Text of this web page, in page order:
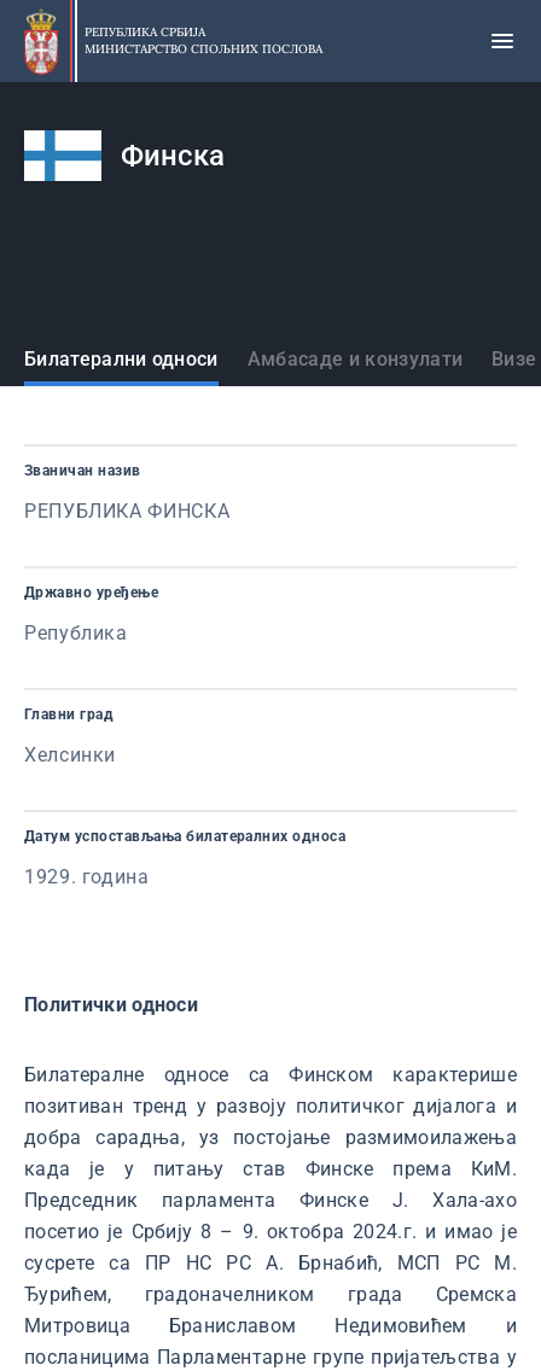
Прескочи
главни
део
РЕПУБЛИКА СРБИЈА
МИНИСТАРСТВО СПОЉНИХ ПОСЛОВА
Финска
Државе
Билатерални односи Амбасаде и конзулати
Званичан назив
РЕПУБЛИКА ФИНСКА
Државно уређење
Република
Главни град
Хелсинки
Датум успостављања билатералних односа
1929. година
Политички односи
Билатералне односе са Финском карактерише
позитиван тренд у развоју политичког дијалога и
добра сарадња, уз постојање размимоилажења
када је у питању став Финске према КиМ.
Председник парламента Финске Ј. Хала-ахо
посетио је Србију 8 – 9. октобра 2024.г. и имао је
сусрете са ПР НС РС А. Брнабић, МСП РС М.
Ђурићем, градоначелником града Сремска
Митровица Браниславом Недимовићем и
посланицима Парламентарне групе пријатељства у